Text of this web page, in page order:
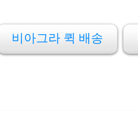
비아그라 퀵 배송